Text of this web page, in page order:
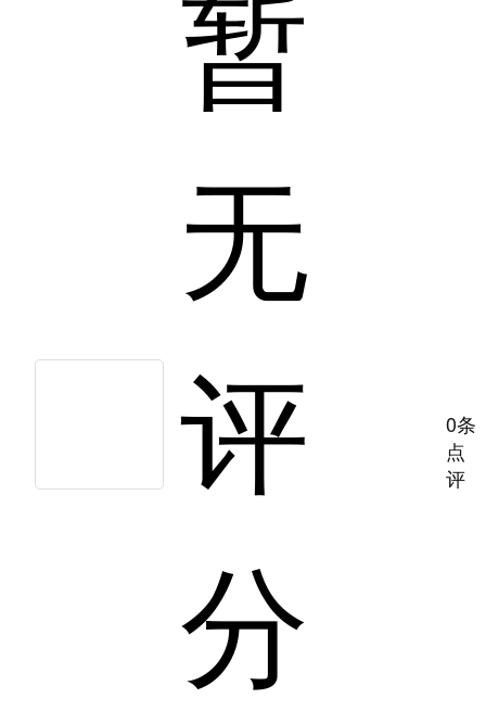
暂
无
评
分
0条
点
评